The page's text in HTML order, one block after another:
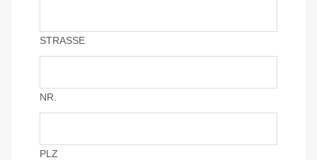
STRASSE
NR.
PLZ